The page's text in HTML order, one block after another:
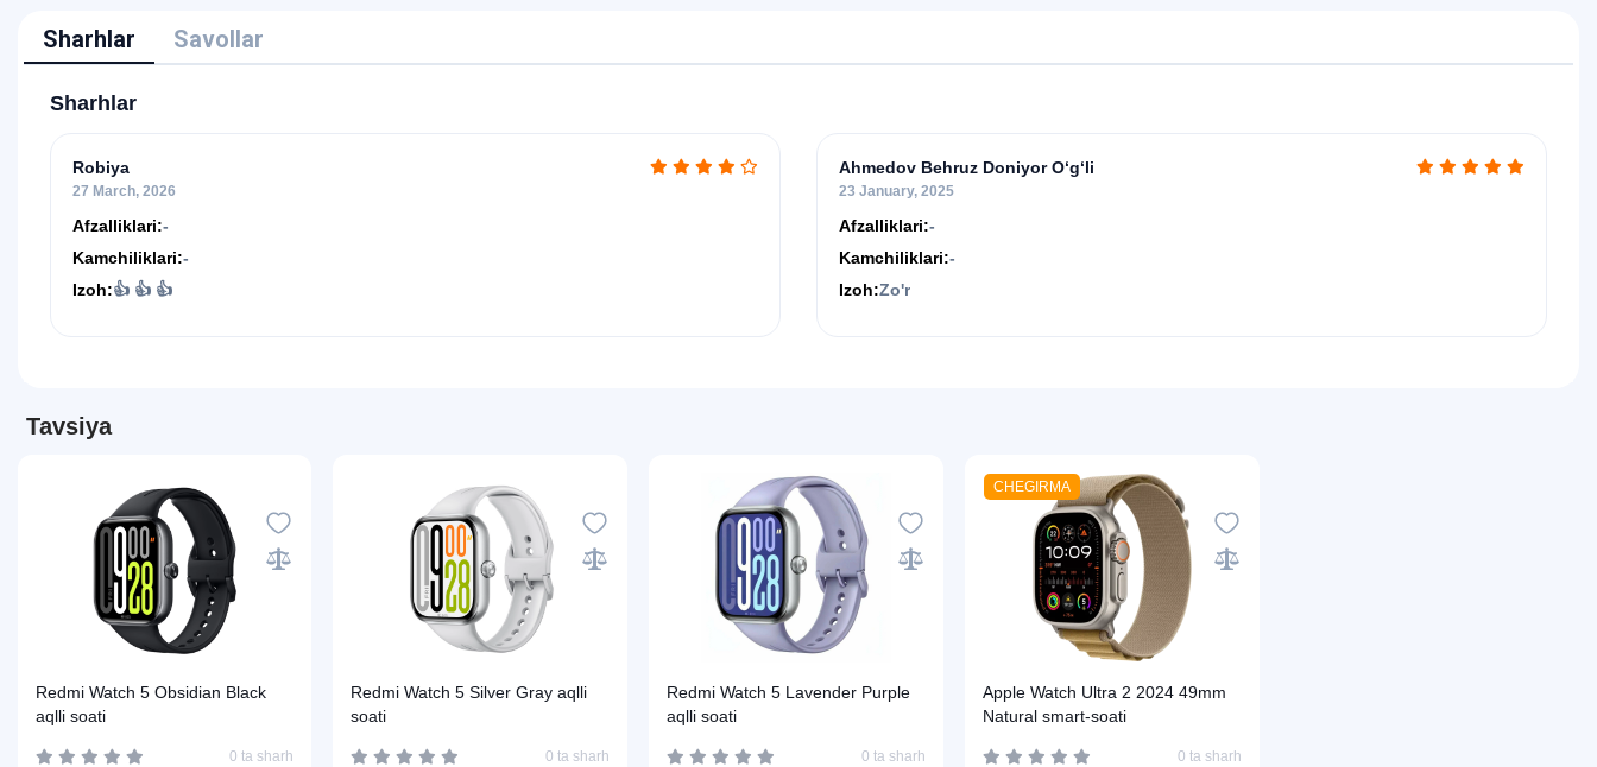
Sharhlar Savollar
Sharhlar
Robiya
27 March, 2026
Afzalliklari:-
Kamchiliklari:-
Izoh:👍 👍 👍
Ahmedov Behruz Doniyor O‘g‘li
23 January, 2025
Afzalliklari:-
Kamchiliklari:-
Izoh:Zo'r
Tavsiya
Redmi Watch 5 Obsidian Black
aqlli soati
0 ta sharh
Redmi Watch 5 Silver Gray aqlli
soati
0 ta sharh
Redmi Watch 5 Lavender Purple
aqlli soati
0 ta sharh
CHEGIRMA
Apple Watch Ultra 2 2024 49mm
Natural smart-soati
0 ta sharh